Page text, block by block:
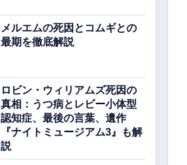
メルエムの死因とコムギとの
最期を徹底解説
ロビン・ウィリアムズ死因の
真相：うつ病とレビー小体型
認知症、最後の言葉、遺作
『ナイトミュージアム3』も解
説